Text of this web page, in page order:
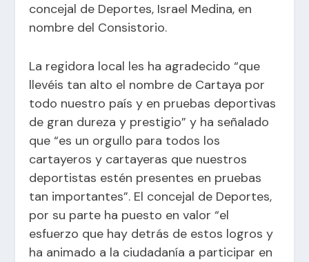
concejal de Deportes, Israel Medina, en
nombre del Consistorio.
La regidora local les ha agradecido “que
llevéis tan alto el nombre de Cartaya por
todo nuestro país y en pruebas deportivas
de gran dureza y prestigio” y ha señalado
que “es un orgullo para todos los
cartayeros y cartayeras que nuestros
deportistas estén presentes en pruebas
tan importantes”. El concejal de Deportes,
por su parte ha puesto en valor “el
esfuerzo que hay detrás de estos logros y
ha animado a la ciudadanía a participar en